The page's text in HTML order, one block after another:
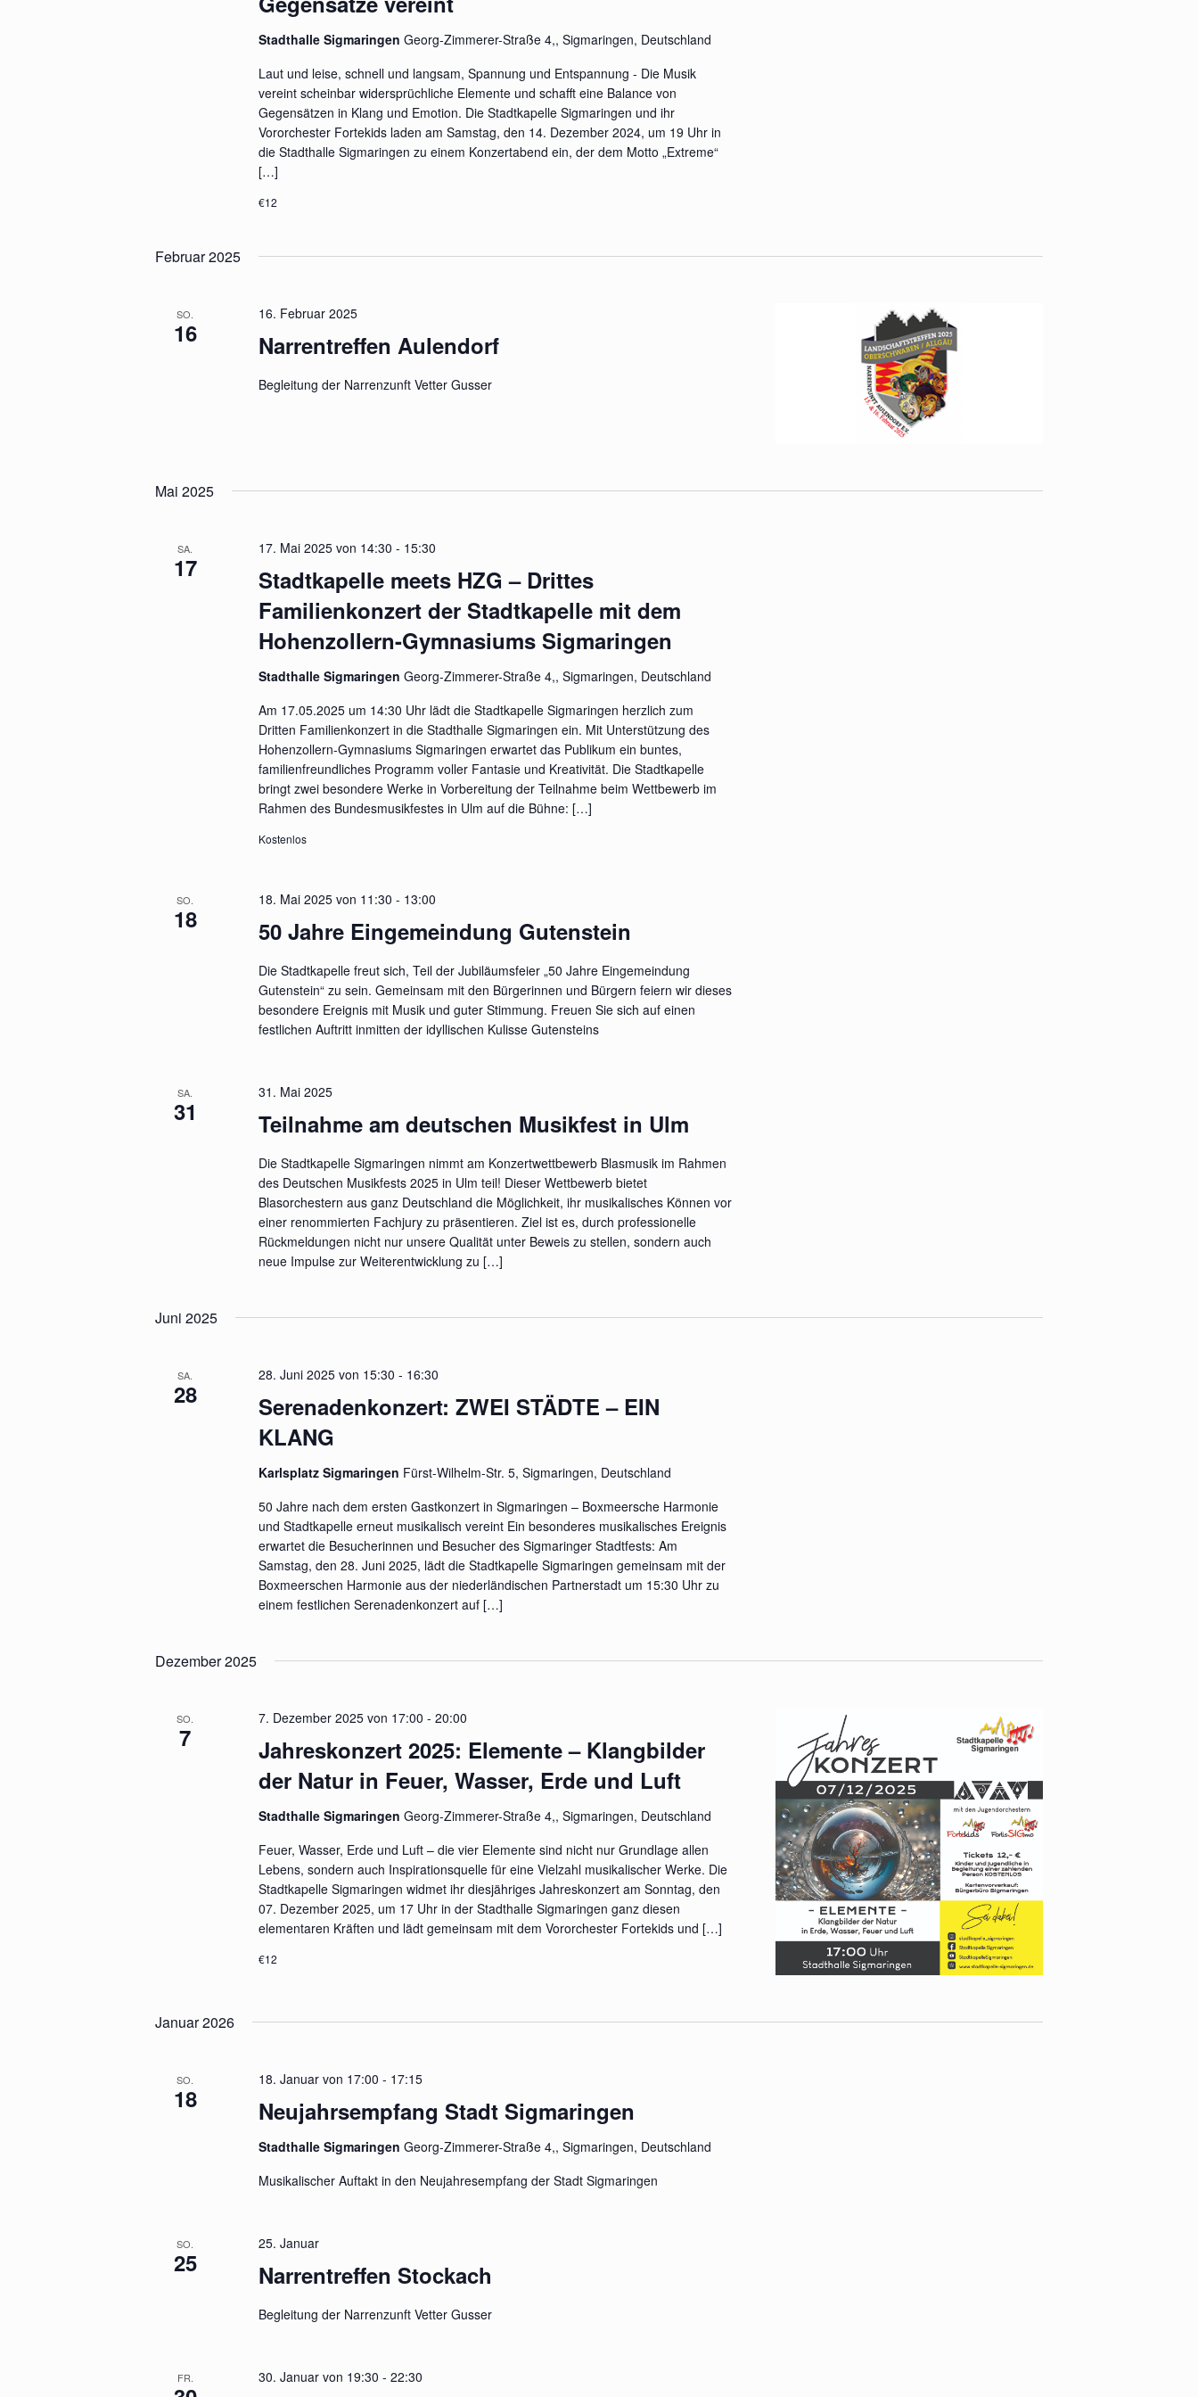
Stadthalle Sigmaringen Georg-Zimmerer-Straße 4,, Sigmaringen, Deutschland
Laut und leise, schnell und langsam, Spannung und Entspannung - Die Musik
vereint scheinbar widersprüchliche Elemente und schafft eine Balance von
Gegensätzen in Klang und Emotion. Die Stadtkapelle Sigmaringen und ihr
Vororchester Fortekids laden am Samstag, den 14. Dezember 2024, um 19 Uhr in
die Stadthalle Sigmaringen zu einem Konzertabend ein, der dem Motto „Extreme“
[…]
€12
Februar 2025
SO.
16 Narrentreffen Aulendorf
16. Februar 2025
Begleitung der Narrenzunft Vetter Gusser
Mai 2025
SA.
17
Stadtkapelle meets HZG – Drittes
Familienkonzert der Stadtkapelle mit dem
Hohenzollern-Gymnasiums Sigmaringen
17. Mai 2025 von 14:30 - 15:30
Stadthalle Sigmaringen Georg-Zimmerer-Straße 4,, Sigmaringen, Deutschland
Am 17.05.2025 um 14:30 Uhr lädt die Stadtkapelle Sigmaringen herzlich zum
Dritten Familienkonzert in die Stadthalle Sigmaringen ein. Mit Unterstützung des
Hohenzollern-Gymnasiums Sigmaringen erwartet das Publikum ein buntes,
familienfreundliches Programm voller Fantasie und Kreativität. Die Stadtkapelle
bringt zwei besondere Werke in Vorbereitung der Teilnahme beim Wettbewerb im
Rahmen des Bundesmusikfestes in Ulm auf die Bühne: […]
Kostenlos
SO.
18 50 Jahre Eingemeindung Gutenstein
18. Mai 2025 von 11:30 - 13:00
Die Stadtkapelle freut sich, Teil der Jubiläumsfeier „50 Jahre Eingemeindung
Gutenstein“ zu sein. Gemeinsam mit den Bürgerinnen und Bürgern feiern wir dieses
besondere Ereignis mit Musik und guter Stimmung. Freuen Sie sich auf einen
festlichen Auftritt inmitten der idyllischen Kulisse Gutensteins
SA.
31 Teilnahme am deutschen Musikfest in Ulm
31. Mai 2025
Die Stadtkapelle Sigmaringen nimmt am Konzertwettbewerb Blasmusik im Rahmen
des Deutschen Musikfests 2025 in Ulm teil! Dieser Wettbewerb bietet
Blasorchestern aus ganz Deutschland die Möglichkeit, ihr musikalisches Können vor
einer renommierten Fachjury zu präsentieren. Ziel ist es, durch professionelle
Rückmeldungen nicht nur unsere Qualität unter Beweis zu stellen, sondern auch
neue Impulse zur Weiterentwicklung zu […]
Juni 2025
SA.
28
Serenadenkonzert: ZWEI STÄDTE – EIN
KLANG
28. Juni 2025 von 15:30 - 16:30
Karlsplatz Sigmaringen Fürst-Wilhelm-Str. 5, Sigmaringen, Deutschland
50 Jahre nach dem ersten Gastkonzert in Sigmaringen – Boxmeersche Harmonie
und Stadtkapelle erneut musikalisch vereint Ein besonderes musikalisches Ereignis
erwartet die Besucherinnen und Besucher des Sigmaringer Stadtfests: Am
Samstag, den 28. Juni 2025, lädt die Stadtkapelle Sigmaringen gemeinsam mit der
Boxmeerschen Harmonie aus der niederländischen Partnerstadt um 15:30 Uhr zu
einem festlichen Serenadenkonzert auf […]
Dezember 2025
SO.
7
Jahreskonzert 2025: Elemente – Klangbilder
der Natur in Feuer, Wasser, Erde und Luft
7. Dezember 2025 von 17:00 - 20:00
Stadthalle Sigmaringen Georg-Zimmerer-Straße 4,, Sigmaringen, Deutschland
Feuer, Wasser, Erde und Luft – die vier Elemente sind nicht nur Grundlage allen
Lebens, sondern auch Inspirationsquelle für eine Vielzahl musikalischer Werke. Die
Stadtkapelle Sigmaringen widmet ihr diesjähriges Jahreskonzert am Sonntag, den
07. Dezember 2025, um 17 Uhr in der Stadthalle Sigmaringen ganz diesen
elementaren Kräften und lädt gemeinsam mit dem Vororchester Fortekids und […]
€12
Januar 2026
SO.
18 Neujahrsempfang Stadt Sigmaringen
18. Januar von 17:00 - 17:15
Stadthalle Sigmaringen Georg-Zimmerer-Straße 4,, Sigmaringen, Deutschland
Musikalischer Auftakt in den Neujahresempfang der Stadt Sigmaringen
SO.
25 Narrentreffen Stockach
25. Januar
Begleitung der Narrenzunft Vetter Gusser
FR. 30. Januar von 19:30 - 22:30